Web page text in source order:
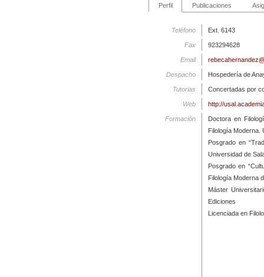
Perfil Publicaciones
Teléfono Ext. 6143
Fax 923294628
Email
Despacho Hospedería de
Tutorias Concertadas por
Web http://
Formación
Doctora en
Filología Moderna.
Posgrado en
Universidad de
Posgrado en
Filología Moderna
Máster
Ediciones
Licenciada en